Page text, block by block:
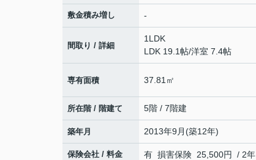
敷金積み増し -
間取り / 詳細
1LDK
LDK 19.1帖/洋室 7.4帖
専有面積 37.81㎡
所在階 / 階建て 5階 / 7階建
築年月 2013年9月(築12年)
保険会社 / 料金 有 損害保険 25,500円 / 2年